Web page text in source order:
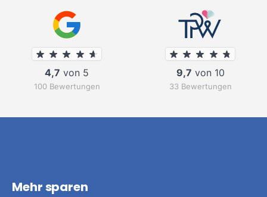
4,7 von 5
100 Bewertungen
9,7 von 10
33 Bewertungen
Mehr sparen